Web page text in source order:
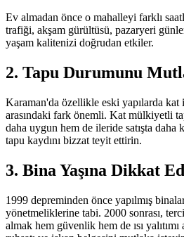
Ev almadan önce o mahalleyi farklı
trafiği, akşam gürültüsü, pazaryeri
yaşam kalitenizi doğrudan etkiler.
2. Tapu Durumunu
Karaman'da özellikle eski yapılarda
arasındaki fark önemli. Kat mülkiyetli
daha uygun hem de ileride satışta
tapu kaydını bizzat teyit ettirin.
3. Bina Yaşına Dikkat
1999 depreminden önce yapılmış
yönetmeliklerine tabi. 2000 sonrası,
almak hem güvenlik hem de ısı yalıtımı